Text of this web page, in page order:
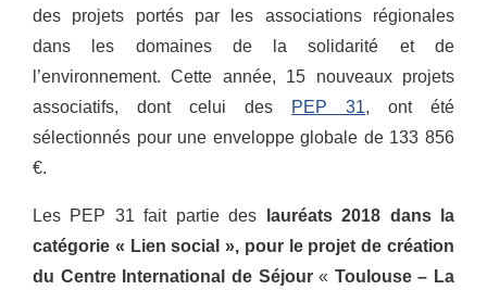
des projets portés par les associations régionales
dans les domaines de la solidarité et de
l’environnement. Cette année, ​15 nouveaux projets
associatifs, dont celui des
PEP 31, ont été
sélectionnés pour une enveloppe globale de 133 856
€.
Les PEP 31 fait partie des
lauréats 2018 dans la
catégorie « Lien social », pour le projet de création
du Centre International de Séjour« Toulouse – La